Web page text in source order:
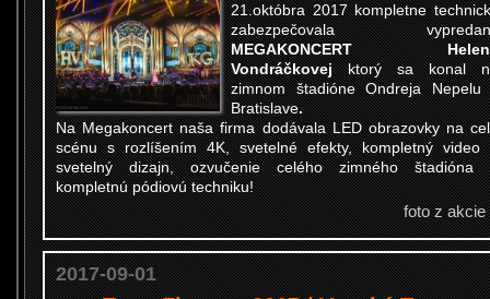
21.októbra 2017 kompletne
zabezpečovala
MEGAKONCERT
Vondráčkovej
ktorý sa konal
zimnom štadióne Ondreja Nepelu
Bratislave.
Na Megakoncert naša firma dodávalaLED obrazovkyna
scénu s rozlíšením 4K,svetelné efekty, kompletný video
svetelný dizajn,ozvučeniecelého zimného štadióna
kompletnú pódiovú techniku!
foto z akcie
2017-09-01